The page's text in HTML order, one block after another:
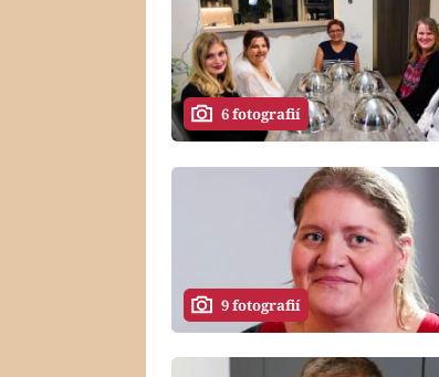
6 fotografií
9 fotografií